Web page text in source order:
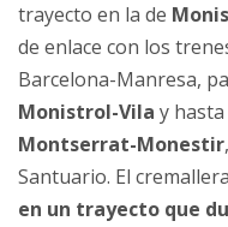
trayecto en la de
de enlace con los
Barcelona-Manresa,
Monistrol-Vila y
Montserrat-Monestir
Santuario. El
en un trayecto que